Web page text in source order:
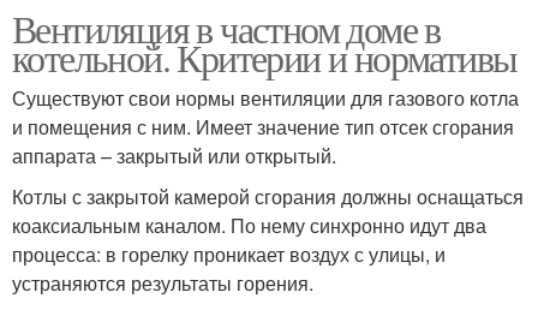
Вентиляция в частном доме в
котельной. Критерии и нормативы
Существуют свои нормы вентиляции для газового котла
и помещения с ним. Имеет значение тип отсек сгорания
аппарата – закрытый или открытый.
Котлы с закрытой камерой сгорания должны оснащаться
коаксиальным каналом. По нему синхронно идут два
процесса: в горелку проникает воздух с улицы, и
устраняются результаты горения.